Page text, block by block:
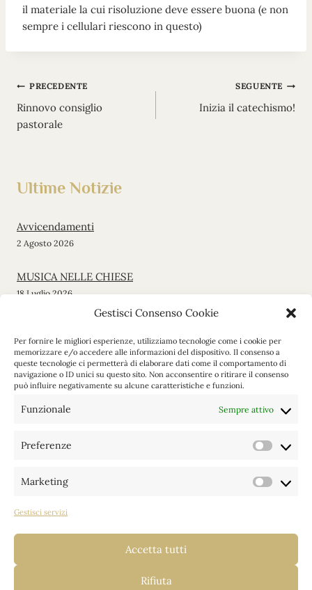
Gestisci Consenso Cookie
Per fornire le migliori esperienze, utilizziamo tecnologie come i cookie per
memorizzare e/o accedere alle informazioni del dispositivo. Il consenso a
queste tecnologie ci permetterà di elaborare dati come il comportamento di
navigazione o ID unici su questo sito. Non acconsentire o ritirare il consenso
può influire negativamente su alcune caratteristiche e funzioni.
Funzionale Sempre attivo
Preferenze
Marketing
Gestisci servizi
Accetta tutti
Rifiuta
il materiale la cui risoluzione deve essere buona (e non
sempre i cellulari riescono in questo)
Navigazione
articoli
PRECEDENTE
Rinnovo consiglio
pastorale
SEGUENTE
Inizia il catechismo!
Ultime Notizie
Avvicendamenti
2 Agosto 2026
MUSICA NELLE CHIESE
18 Luglio 2026
12 Giugno 2026
Gita a Maria Luggau
19 Maggio 2026
4 Aprile 2026
Categorie